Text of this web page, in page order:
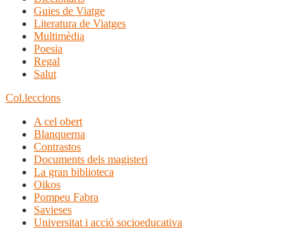
Guies de Viatge
Literatura de Viatges
Multimèdia
Poesia
Regal
Salut
Col.leccions
A cel obert
Blanquerna
Contrastos
Documents dels magisteri
La gran biblioteca
Oikos
Pompeu Fabra
Savieses
Universitat i acció socioeducativa